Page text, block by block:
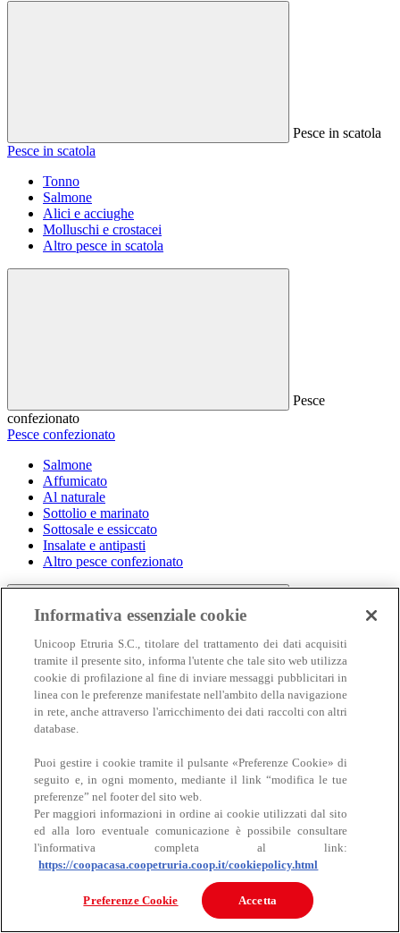
Pesce in scatola
Pesce in scatola
Tonno
Salmone
Alici e acciughe
Molluschi e crostacei
Altro pesce in scatola
Pesce
confezionato
Pesce confezionato
Salmone
Affumicato
Al naturale
Sottolio e marinato
Sottosale e essiccato
Insalate e antipasti
Altro pesce confezionato
Carne
Carne
Informativa essenziale cookie
Unicoop Etruria S.C., titolare del trattamento dei dati acquisiti
tramite il presente sito, informa l'utente che tale sito web utilizza
cookie di profilazione al fine di inviare messaggi pubblicitari in
linea con le preferenze manifestate nell'ambito della navigazione
in rete, anche attraverso l'arricchimento dei dati raccolti con altri
database.
Puoi gestire i cookie tramite il pulsante «Preferenze Cookie» di
seguito e, in ogni momento, mediante il link “modifica le tue
preferenze” nel footer del sito web.
Per maggiori informazioni in ordine ai cookie utilizzati dal sito
ed alla loro eventuale comunicazione è possibile consultare
l'informativa completa al link:
https://coopacasa.coopetruria.coop.it/cookiepolicy.html
Preferenze Cookie Accetta